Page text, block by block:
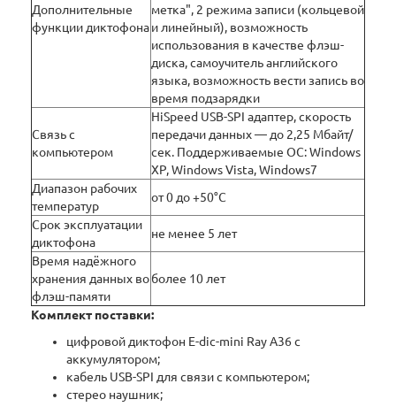
Дополнительные
функции диктофона
метка", 2 режима записи (кольцевой
и линейный), возможность
использования в качестве флэш-
диска, самоучитель английского
языка, возможность вести запись во
время подзарядки
Связь с
компьютером
HiSpeed USB-SPI адаптер, скорость
передачи данных — до 2,25 Мбайт/
сек. Поддерживаемые ОС: Windows
XP, Windows Vista, Windows7
Диапазон рабочих
температур
от 0 до +50°C
Срок эксплуатации
диктофона
не менее 5 лет
Время надёжного
хранения данных во
флэш-памяти
более 10 лет
Комплект поставки:
цифровой диктофон E-dic-mini Ray А36 с
аккумулятором;
кабель USB-SPI для связи с компьютером;
стерео наушник;